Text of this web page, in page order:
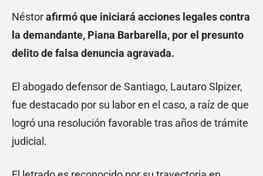
Néstorafirmó que iniciará acciones legales contra
la demandante, Piana Barbarella, por el presunto
delito de falsa denuncia agravada.
El abogado defensor de Santiago, Lautaro Slpizer,
fue destacado por su labor en el caso, a raíz de que
logró una resolución favorable tras años de trámite
judicial.